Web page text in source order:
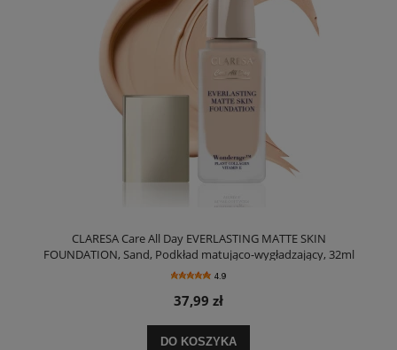
CLARESA Care All Day EVERLASTING MATTE SKIN
FOUNDATION, Sand, Podkład matująco-wygładzający, 32ml
4.9
37,99 zł
DO KOSZYKA